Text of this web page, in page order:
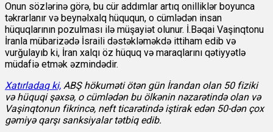
Onun sözlərinə görə, bu cür addımlar artıq onilliklər boyunca
təkrarlanır və beynəlxalq hüququn, o cümlədən insan
hüquqlarının pozulması ilə müşayiət olunur. İ.Bəqai Vaşinqtonu
İranla mübarizədə İsraili dəstəkləməkdə ittiham edib və
vurğulayıb ki, İran xalqı öz hüquq və maraqlarını qətiyyətlə
müdafiə etmək əzmindədir.
Xatırladaq ki, ABŞ hökuməti ötən gün İrandan olan 50 fiziki
və hüquqi şəxsə, o cümlədən bu ölkənin nəzarətində olan və
Vaşinqtonun fikrincə, neft ticarətində iştirak edən 50-dən çox
gəmiyə qarşı sanksiyalar tətbiq edib.